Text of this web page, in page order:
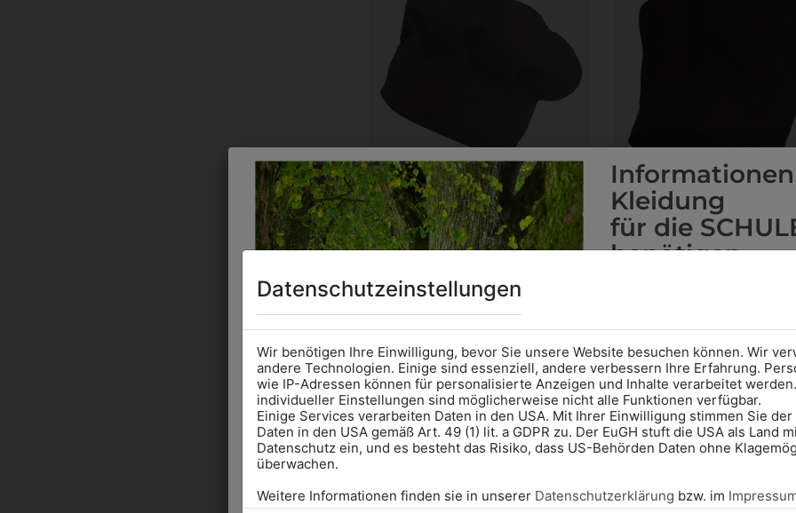
6KHAW01194205
KOCHHAUBE KURZ
SCHWARZ
€ 15,90
SCHWARZ
€ 15,90
Datenschutzeinstellungen
Wir benötigen Ihre Einwilligung, bevor Sie unsere Website besuchen können. Wir
andere Technologien. Einige sind essenziell, andere verbessern Ihre Erfahrung.
wie IP-Adressen können für personalisierte Anzeigen und Inhalte verarbeitet
individueller Einstellungen sind möglicherweise nicht alle Funktionen verfügbar.
Einige Services verarbeiten Daten in den USA. Mit Ihrer Einwilligung stimmen Sie
Daten in den USA gemäß Art. 49 (1) lit. a GDPR zu. Der EuGH stuft die USA als Land
Datenschutz ein, und es besteht das Risiko, dass US-Behörden Daten ohne
überwachen.
Weitere Informationen finden sie in unserer Datenschutzerklärung bzw. im
Kleidung
für die
benötigen
AnprobeVorort im
das Kalendersymbol.
Ohne Termin kann es zu
Bitte nehmen Sie eine
für Ihren Einkauf mit.
Wir freuen uns - Das
correct school.